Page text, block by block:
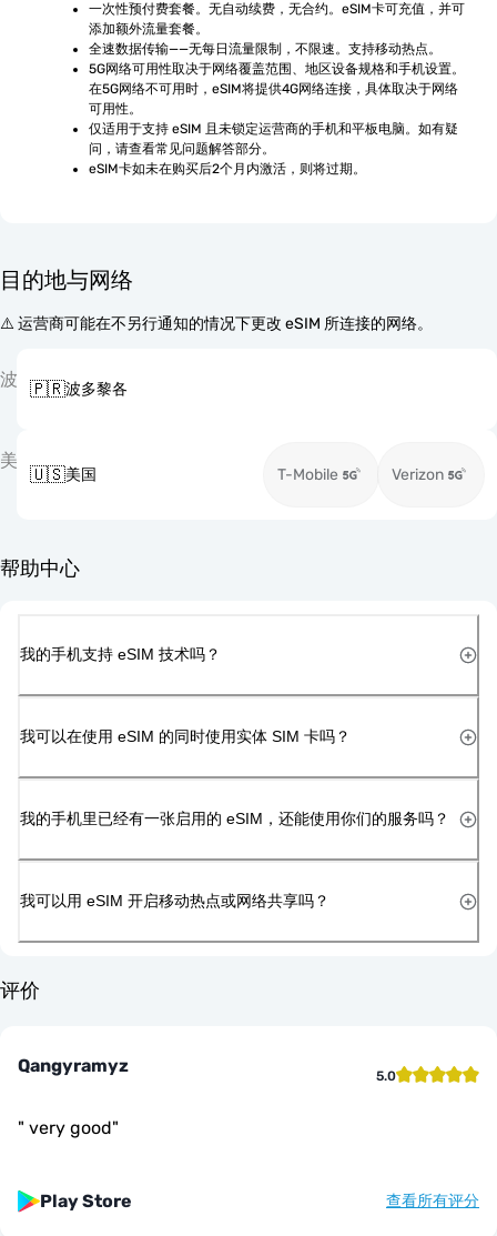
一次性预付费套餐。无自动续费，无合约。eSIM卡可充值，并可
添加额外流量套餐。
全速数据传输——无每日流量限制，不限速。支持移动热点。
5G网络可用性取决于网络覆盖范围、地区设备规格和手机设置。
在5G网络不可用时，eSIM将提供4G网络连接，具体取决于网络
可用性。
仅适用于支持 eSIM 且未锁定运营商的手机和平板电脑。如有疑
问，请查看常见问题解答部分。
eSIM卡如未在购买后2个月内激活，则将过期。
目的地与网络
⚠️ 运营商可能在不另行通知的情况下更改 eSIM 所连接的网络。
波 🇵🇷波多黎各
美
🇺🇸美国 T-Mobile Verizon
帮助中心
我的手机支持 eSIM 技术吗？
我可以在使用 eSIM 的同时使用实体 SIM 卡吗？
我的手机里已经有一张启用的 eSIM，还能使用你们的服务吗？
我可以用 eSIM 开启移动热点或网络共享吗？
评价
Qangyramyz 5.0
" very good"
Play Store 查看所有评分